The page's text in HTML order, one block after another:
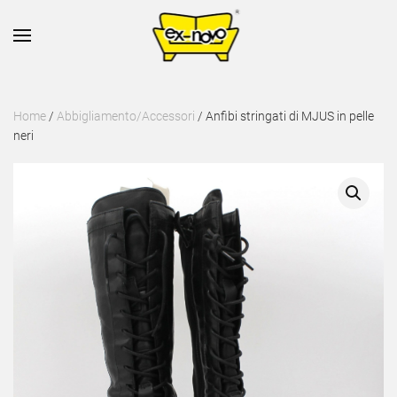
Skip to main content
Home / Abbigliamento/Accessori / Anfibi stringati di MJUS in pelle
neri